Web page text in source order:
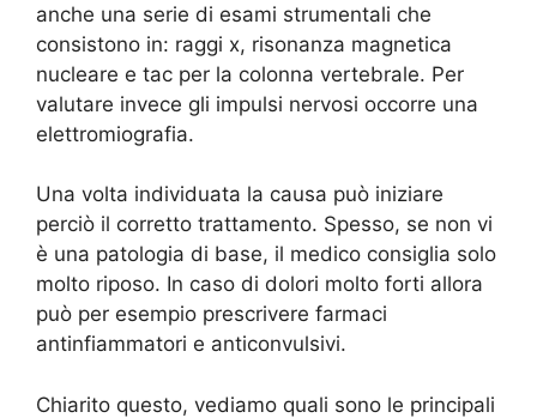
anche una serie di esami strumentali che
consistono in: raggi x, risonanza magnetica
nucleare e tac per la colonna vertebrale. Per
valutare invece gli impulsi nervosi occorre una
elettromiografia.
Una volta individuata la causa può iniziare
perciò il corretto trattamento. Spesso, se non vi
è una patologia di base, il medico consiglia solo
molto riposo. In caso di dolori molto forti allora
può per esempio prescrivere farmaci
antinfiammatori e anticonvulsivi.
Chiarito questo, vediamo quali sono le principali